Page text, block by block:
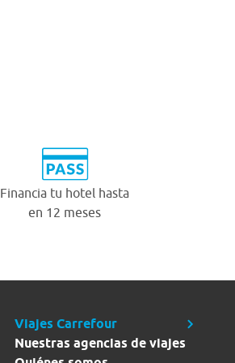
Financia tu hotel hasta
en 12 meses
Viajes Carrefour
Nuestras agencias de viajes